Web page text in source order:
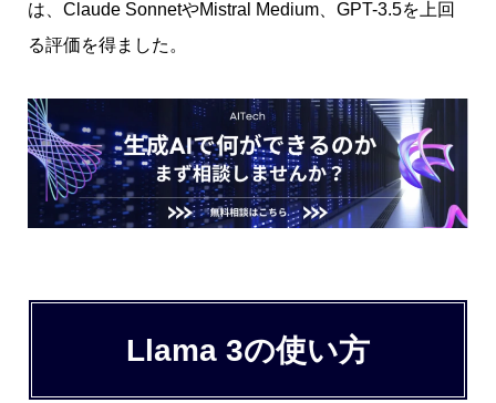
は、Claude SonnetやMistral Medium、GPT-3.5を上回
る評価を得ました。
Llama 3の使い方